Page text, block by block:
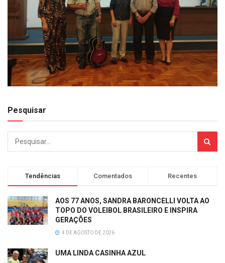
Pesquisar
Tendências Comentados Recentes
AOS 77 ANOS, SANDRA BARONCELLI VOLTA AO
TOPO DO VOLEIBOL BRASILEIRO E INSPIRA
GERAÇÕES
4 DE AGOSTO DE 2026
UMA LINDA CASINHA AZUL